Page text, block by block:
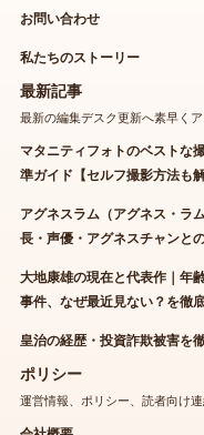
お問い合わせ
私たちのストーリー
最新記事
最新の編集デスク更新へ素早くア
マタニティフォトのベストな
準ガイド【セルフ撮影方法も解
アグネスラム（アグネス・ラ
長・声優・アグネスチャンと
大地康雄の現在と代表作｜年
事件、なぜ最近見ない？を徹
皇治の経歴・投資詐欺被害を
ポリシー
運営情報、ポリシー、読者向け連